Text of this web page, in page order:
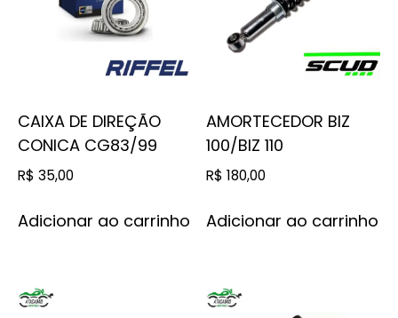
CAIXA DE DIREÇÃO
CONICA CG83/99
R$ 35,00
Adicionar ao carrinho
AMORTECEDOR BIZ
100/BIZ 110
R$ 180,00
Adicionar ao carrinho